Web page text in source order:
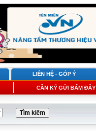
LIÊN HỆ - GÓP Ý
CẦN KÝ GỬI BẤM ĐÂY